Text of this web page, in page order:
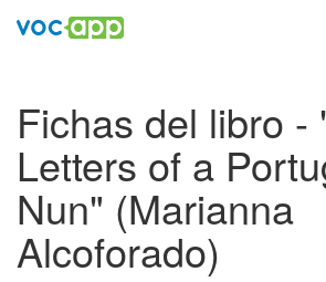
Fichas del libro -
Letters of a
Nun" (Marianna
Alcoforado)